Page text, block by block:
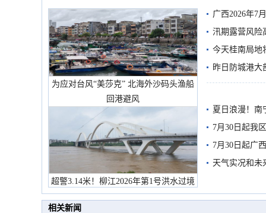
为应对台风“美莎克” 北海外沙码头渔船
回港避风
超警3.14米！柳江2026年第1号洪水过境
市民在堤岸见证汛况
广西2026年7
汛期露营风险
今天桂南局地
需继续防范
昨日防城港大
雨
夏日浪漫！南
7月30日起我
7月30日起广
天气实况和未
相关新闻